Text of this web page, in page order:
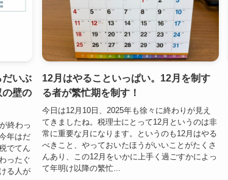
だいぶ
の壁の
終わっ
年はだ
でてん
ったぐ
る人が
12月はやることいっぱい。12月を制す
る者が繁忙期を制す！
今日は12月10日、2025年も徐々に終わりが見え
てきましたね。税理士にとって12月というのは非
常に重要な月になります。というのも12月はやる
べきこと、やっておいたほうがいいことがたくさ
んあり、この12月をいかに上手く過ごすかによっ
て年明け以降の繁忙...